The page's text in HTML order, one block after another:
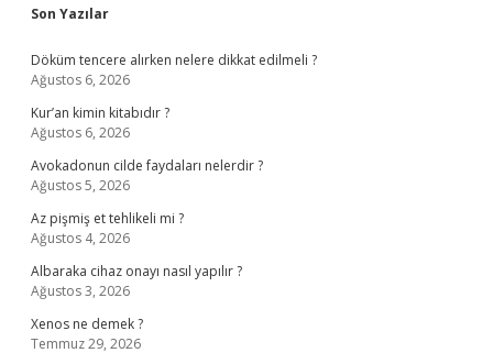
Sidebar
Son Yazılar
Döküm tencere alırken nelere dikkat edilmeli ?
Ağustos 6, 2026
Kur’an kimin kitabıdır ?
Ağustos 6, 2026
Avokadonun cilde faydaları nelerdir ?
Ağustos 5, 2026
Az pişmiş et tehlikeli mi ?
Ağustos 4, 2026
Albaraka cihaz onayı nasıl yapılır ?
Ağustos 3, 2026
Xenos ne demek ?
Temmuz 29, 2026